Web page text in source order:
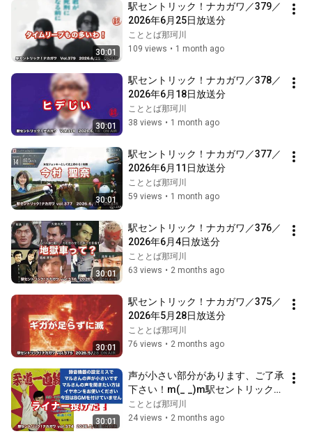
30:01
駅セントリック！ナカガワ／379／
2026年6月25日放送分
こととば那珂川
109 views • 1 month ago
30:01
駅セントリック！ナカガワ／378／
2026年6月18日放送分
こととば那珂川
38 views • 1 month ago
30:01
駅セントリック！ナカガワ／377／
2026年6月11日放送分
こととば那珂川
59 views • 1 month ago
30:01
駅セントリック！ナカガワ／376／
2026年6月4日放送分
こととば那珂川
63 views • 2 months ago
30:01
駅セントリック！ナカガワ／375／
2026年5月28日放送分
こととば那珂川
76 views • 2 months ago
30:01
声が小さい部分があります、ご了承
下さい！m(_ _)m駅セントリック！
ナカガワ／374／2026年5月21日放
送分
こととば那珂川
24 views • 2 months ago